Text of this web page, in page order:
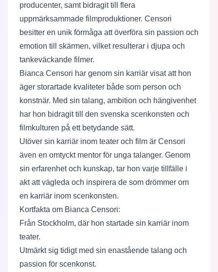
producenter, samt bidragit till flera
uppmärksammade filmproduktioner. Censori
besitter en unik förmåga att överföra sin passion och
emotion till skärmen, vilket resulterar i djupa och
tankeväckande filmer.
Bianca Censori har genom sin karriär visat att hon
äger storartade kvaliteter både som person och
konstnär. Med sin talang, ambition och hängivenhet
har hon bidragit till den svenska scenkonsten och
filmkulturen på ett betydande sätt.
Utöver sin karriär inom teater och film är Censori
även en omtyckt mentor för unga talanger. Genom
sin erfarenhet och kunskap, tar hon varje tillfälle i
akt att vägleda och inspirera de som drömmer om
en karriär inom scenkonsten.
Kortfakta om Bianca Censori:
Från Stockholm, där hon startade sin karriär inom
teater.
Utmärkt sig tidigt med sin enastående talang och
passion för scenkonst.